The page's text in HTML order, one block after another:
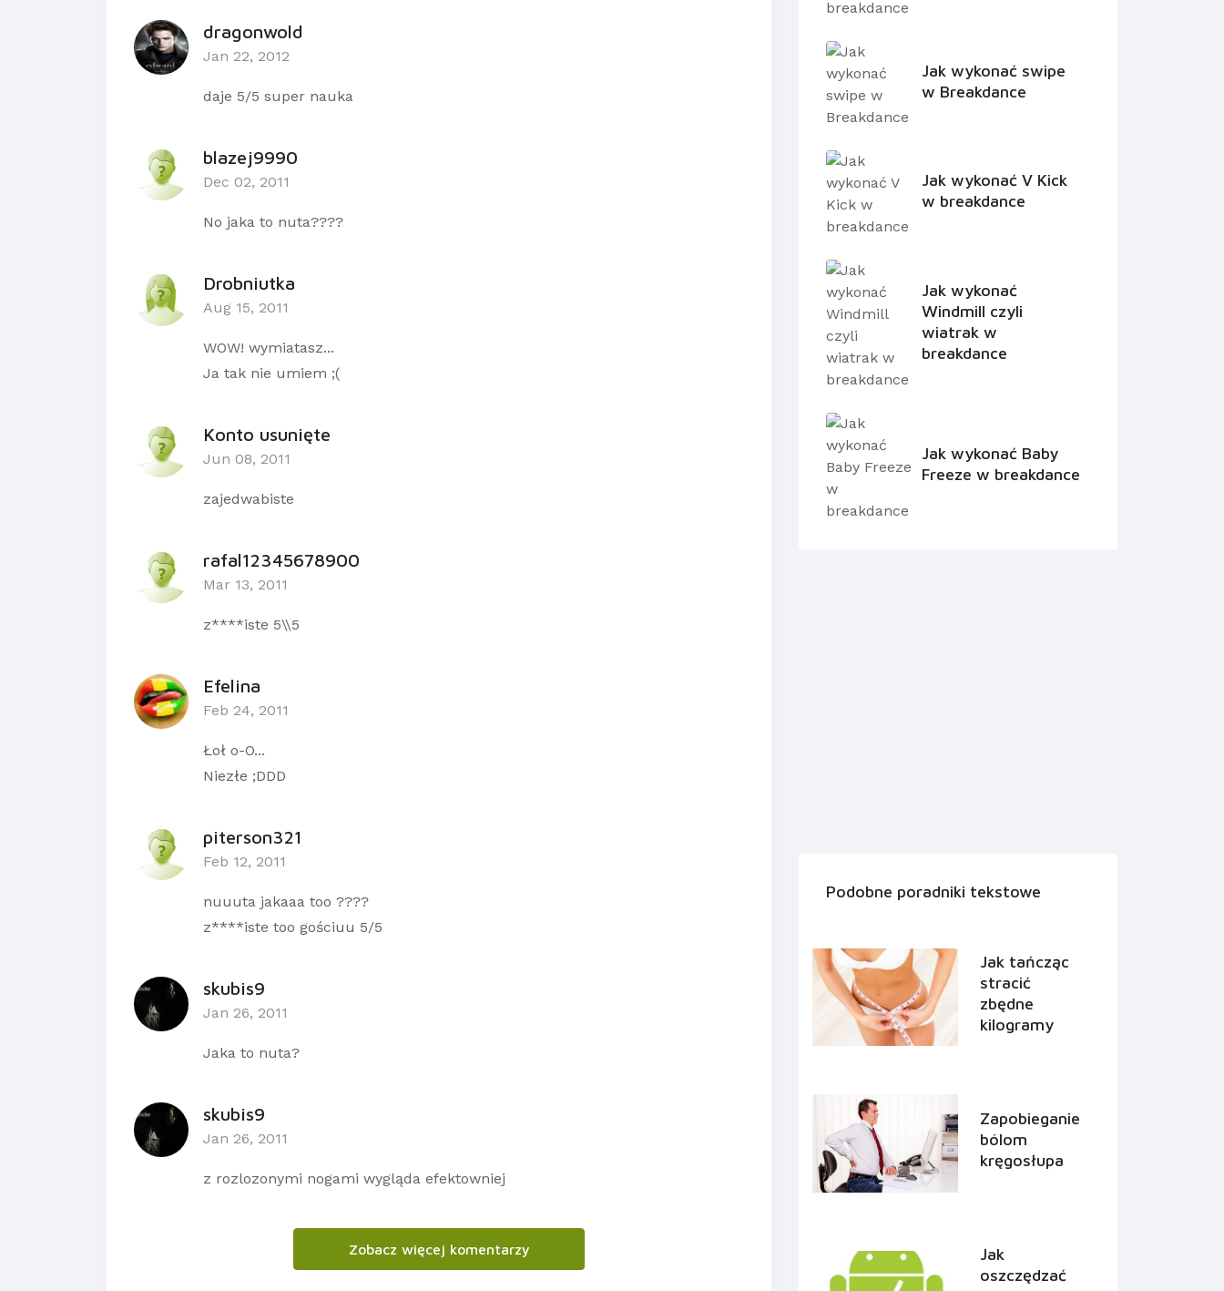
dragonwold
Jan 22, 2012
daje 5/5 super nauka
blazej9990
Dec 02, 2011
No jaka to nuta????
Drobniutka
Aug 15, 2011
WOW! wymiatasz...
Ja tak nie umiem ;(
Konto usunięte
Jun 08, 2011
zajedwabiste
rafal12345678900
Mar 13, 2011
z****iste 5\\5
Efelina
Feb 24, 2011
Łoł o-O...
Niezłe ;DDD
piterson321
Feb 12, 2011
nuuuta jakaaa too ????
z****iste too gościuu 5/5
skubis9
Jan 26, 2011
Jaka to nuta?
skubis9
Jan 26, 2011
z rozlozonymi nogami wygląda efektowniej
Zobacz więcej komentarzy
Jak wykonać swipe
w Breakdance
Jak wykonać V Kick
w breakdance
Jak wykonać
Windmill czyli
wiatrak w
breakdance
Jak wykonać Baby
Freeze w breakdance
Podobne poradniki tekstowe
Jak tańcząc
stracić
zbędne
kilogramy
Zapobieganie
bólom
kręgosłupa
Jak
oszczędzać